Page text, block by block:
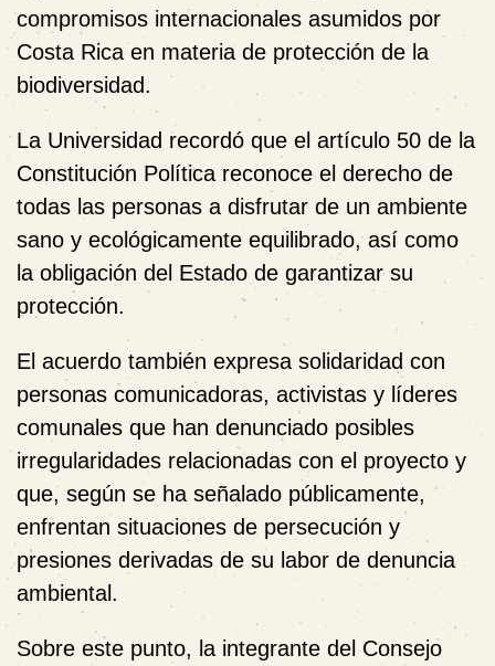
compromisos internacionales asumidos por
Costa Rica en materia de protección de la
biodiversidad.
La Universidad recordó que el artículo 50 de la
Constitución Política reconoce el derecho de
todas las personas a disfrutar de un ambiente
sano y ecológicamente equilibrado, así como
la obligación del Estado de garantizar su
protección.
El acuerdo también expresa solidaridad con
personas comunicadoras, activistas y líderes
comunales que han denunciado posibles
irregularidades relacionadas con el proyecto y
que, según se ha señalado públicamente,
enfrentan situaciones de persecución y
presiones derivadas de su labor de denuncia
ambiental.
Sobre este punto, la integrante del Consejo